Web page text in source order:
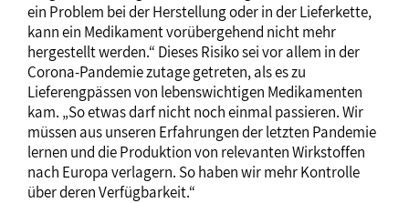
ein Problem bei der Herstellung oder in der Lieferkette,
kann ein Medikament vorübergehend nicht mehr
hergestellt werden.“ Dieses Risiko sei vor allem in der
Corona-Pandemie zutage getreten, als es zu
Lieferengpässen von lebenswichtigen Medikamenten
kam. „So etwas darf nicht noch einmal passieren. Wir
müssen aus unseren Erfahrungen der letzten Pandemie
lernen und die Produktion von relevanten Wirkstoffen
nach Europa verlagern. So haben wir mehr Kontrolle
über deren Verfügbarkeit.“